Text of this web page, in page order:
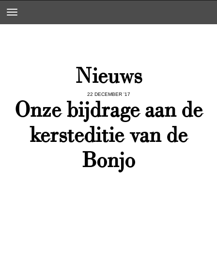
Toggle navigation
Nieuws
22 DECEMBER '17
Onze bijdrage aan de
kersteditie van de
Bonjo